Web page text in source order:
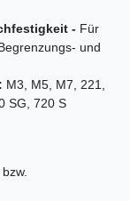
- Für
und
M3, M5, M7, 221,
SG, 720 S
bzw.